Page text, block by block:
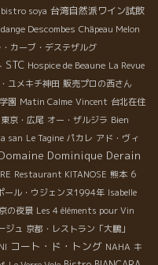
bistro soya 台湾自然派ワイン試飲
Descombes Châpeau Melon
・カーブ・デステザルグ
STC Hospice de Beaune La Revue
ユメキチ神田 販売プロの西さん
園 Matin Calme Vincent 台北在住
東京・広尾 オー・ザルジラ Bien
san Le Tagine パカレ アド・ヴィ
Domaine Dominique Derain
Restaurant KITANOSE 熊本 6
ール・ウジェンヌ1994年 Isabelle
の夜景 Les 4 éléments pour Vin
ジュ 京都・レストラン「大鵬」
コート・ド・トング NAHA キ